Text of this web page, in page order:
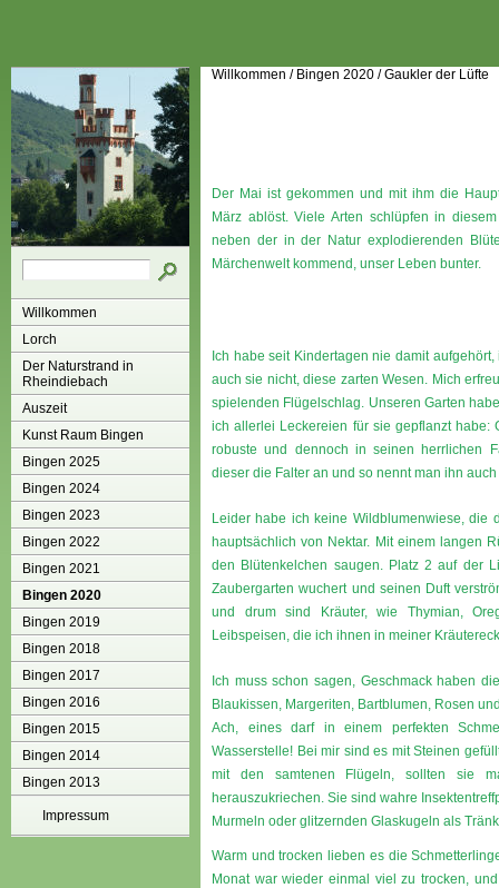
Willkommen
Lorch
Der Naturstrand in
Rheindiebach
Auszeit
Kunst Raum Bingen
Bingen 2025
Bingen 2024
Bingen 2023
Bingen 2022
Bingen 2021
Bingen 2020
Bingen 2019
Bingen 2018
Bingen 2017
Bingen 2016
Bingen 2015
Bingen 2014
Bingen 2013
Impressum
Willkommen / Bingen 2020 /Gaukler der Lüfte
Der Mai ist gekommen und mit ihm die
März ablöst. Viele Arten schlüpfen in
neben der in der Natur explodierenden
Märchenwelt kommend, unser Leben bunter.
Ich habe seit Kindertagen nie damit
auch sie nicht, diese zarten Wesen. Mich
spielenden Flügelschlag. Unseren Garten
ich allerlei Leckereien für sie gepflanzt habe:
robuste und dennoch in seinen herrlichen
dieser die Falter an und so nennt man ihn
Leider habe ich keine Wildblumenwiese, die
hauptsächlich von Nektar. Mit einem langen
den Blütenkelchen saugen. Platz 2 auf der
Zaubergarten wuchert und seinen Duft
und drum sind Kräuter, wie Thymian,
Leibspeisen, die ich ihnen in meiner
Ich muss schon sagen, Geschmack haben
Blaukissen, Margeriten, Bartblumen, Rosen
Ach, eines darf in einem perfekten
Wasserstelle! Bei mir sind es mit Steinen
mit den samtenen Flügeln, sollten sie
herauszukriechen. Sie sind wahre
Murmeln oder glitzernden Glaskugeln als
Warm und trocken lieben es die
Monat war wieder einmal viel zu trocken,